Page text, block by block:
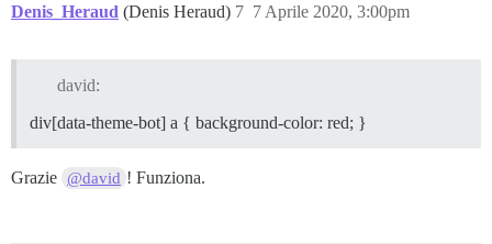
Denis_Heraud (Denis Heraud) 7 Aprile 2020, 3:00pm
7
david:
div[data-theme-bot] a { background-color: red; }
Grazie @david ! Funziona.